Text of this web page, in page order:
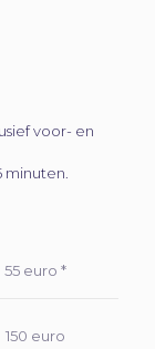
voor- en
55 euro *
150 euro